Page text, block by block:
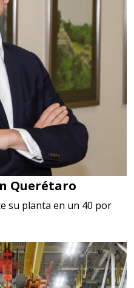
Querétaro
su planta en un 40 por